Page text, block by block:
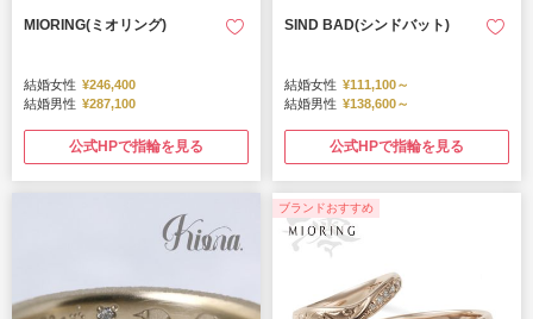
MIORING(ミオリング)
結婚女性 ¥246,400
結婚男性 ¥287,100
公式HPで指輪を見る
SIND BAD(シンドバット)
結婚女性 ¥111,100～
結婚男性 ¥138,600～
公式HPで指輪を見る
ブランドおすすめ